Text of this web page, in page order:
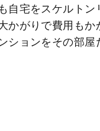
自宅をスケルトン
かがりで費用もか
ションをその部屋